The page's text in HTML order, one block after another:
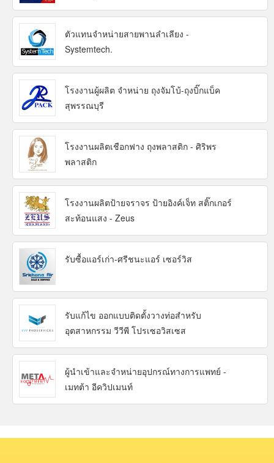
ตัวแทนจำหน่ายสายพานลำเลียง -
Systemtech.
โรงงานผู้ผลิต จำหน่าย ถุงจัมโบ้-ถุงบิ๊กแบ็ค
สุพรรณบุรี
โรงงานผลิตเชือกฟาง ถุงพลาสติก - ศิริพร
พลาสติก
โรงงานผลิตป้ายจราจร ป้ายอิงค์เจ็ท สติ๊กเกอร์
สะท้อนแสง - Zeus
รับซื้อแอร์เก่า-ศรีชนะแอร์ เซอร์วิส
รับแก้ไข ออกแบบติดตั้งวางท่อสำหรับ
อุตสาหกรรม วีวีพี โปรเซอวิสเซส
ผู้นำเข้าและจำหน่ายอุปกรณ์ทางการแพทย์ -
เมทต้า อีควิปเมนท์